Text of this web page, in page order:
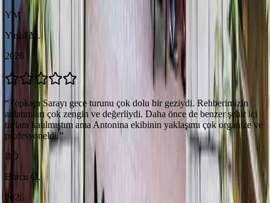
YM
Yusuf M.
2026
“Topkapı Sarayı gece turunu çok dolu bir geziydi. Rehberimizin
anlatımları çok zengin ve değerliydi. Daha önce de benzer şehir içi
turlara katılmıştım ama Antonina ekibinin yaklaşımı çok organize ve
profesyoneldi.”
BÖ
Burcu Ö.
2026